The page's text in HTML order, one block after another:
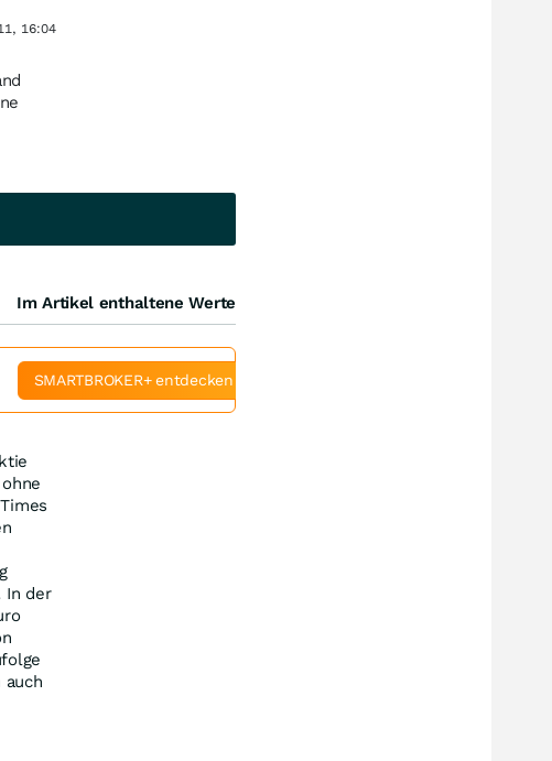
In der
auch
16:04
Im Artikel enthaltene Werte
SMARTBROKER+ entdecken